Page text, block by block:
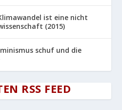
ist eine nicht
(2015)
schuf und die
RSS FEED